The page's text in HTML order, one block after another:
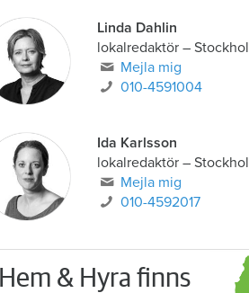
Linda Dahlin
lokalredaktör–
Mejla mig
010-4591004
Ida Karlsson
lokalredaktör –
Mejla mig
010-4592017
Hem & Hyra finns